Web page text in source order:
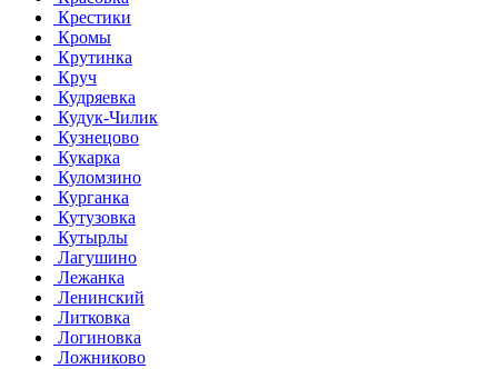
Крестики
Кромы
Крутинка
Круч
Кудряевка
Кудук-Чилик
Кузнецово
Кукарка
Куломзино
Курганка
Кутузовка
Кутырлы
Лагушино
Лежанка
Ленинский
Литковка
Логиновка
Ложниково